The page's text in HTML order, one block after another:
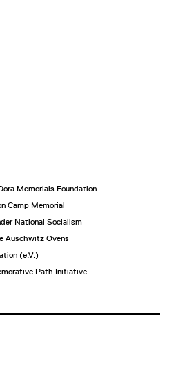
Memorials Foundation
Camp Memorial
National Socialism
Auschwitz Ovens
(e.V.)
Path Initiative